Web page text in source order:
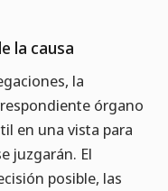
la causa
la
órgano
en una vista para
juzgarán. El
posible, las